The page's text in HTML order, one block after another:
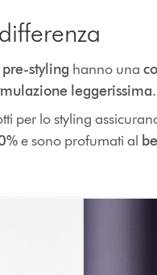
styling hanno una
leggerissima.
per lo styling
e sono profumati al